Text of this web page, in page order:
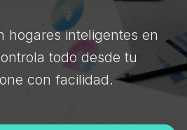
hogares inteligentes en
todo desde tu
con facilidad.